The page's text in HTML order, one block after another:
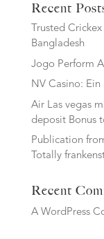
Recent
Trusted
Bangladesh
Jogo Perform
NV Casino: Ein
Air Las vegas
deposit Bonus
Publication
Totally
Recent
A WordPress